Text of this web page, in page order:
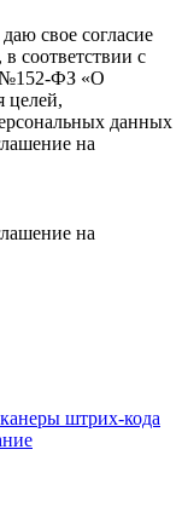
свое согласие
соответствии с
№152-ФЗ «О
целей,
данных
на
на
штрих-кода